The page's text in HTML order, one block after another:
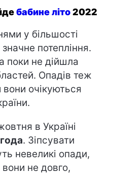
бабине літо2022
у більшості
потепління.
поки не дійшла
Опадів теж
очікуються
в Україні
. Зіпсувати
невеликі опади,
не довго,